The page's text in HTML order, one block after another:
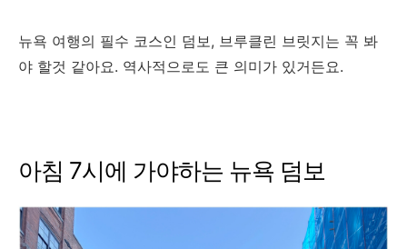
뉴욕 여행의 필수 코스인 덤보, 브루클린 브릿지는 꼭 봐
야 할것 같아요. 역사적으로도 큰 의미가 있거든요.
아침 7시에 가야하는 뉴욕 덤보